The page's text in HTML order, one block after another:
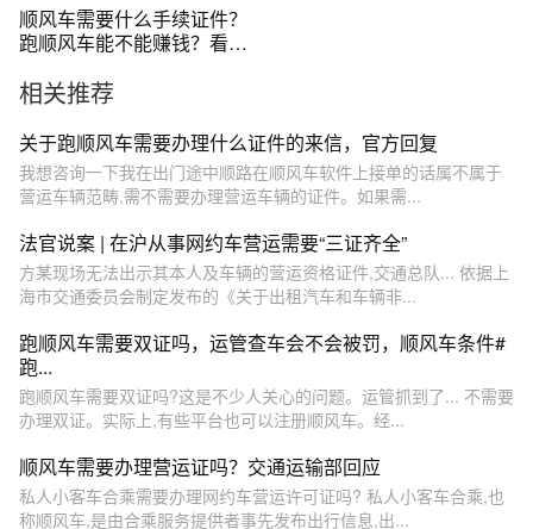
顺风车需要什么手续证件？
跑顺风车能不能赚钱？看看
相关推荐
关于跑顺风车需要办理什么证件的来信，官方回复
我想咨询一下我在出门途中顺路在顺风车软件上接单的话属不属于
营运车辆范畴,需不需要办理营运车辆的证件。如果需...
法官说案 | 在沪从事网约车营运需要“三证齐全”
方某现场无法出示其本人及车辆的营运资格证件,交通总队... 依据上
海市交通委员会制定发布的《关于出租汽车和车辆非...
跑顺风车需要双证吗，运管查车会不会被罚，顺风车条件#
跑...
跑顺风车需要双证吗?这是不少人关心的问题。运管抓到了... 不需要
办理双证。实际上,有些平台也可以注册顺风车。经...
顺风车需要办理营运证吗？交通运输部回应
私人小客车合乘需要办理网约车营运许可证吗? 私人小客车合乘,也
称顺风车,是由合乘服务提供者事先发布出行信息,出...